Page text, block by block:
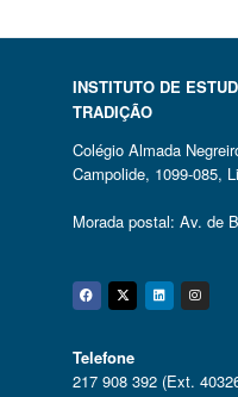
INSTITUTO DE
TRADIÇÃO
Colégio Almada
Campolide, 1099-085,
Morada postal: Av. de
Facebook
Twitter
Telefone
217 908 392 (Ext.